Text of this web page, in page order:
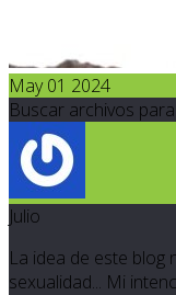
May 01 2024
Buscar archivos para
Julio
La idea de este blog
sexualidad... Mi